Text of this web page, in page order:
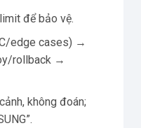
để bảo vệ.
edge cases) →
rollback →
không đoán;